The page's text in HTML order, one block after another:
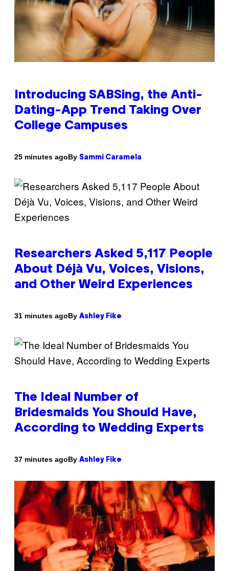
Introducing SABSing, the Anti-
Dating-App Trend Taking Over
College Campuses
25 minutes agoBy Sammi Caramela
Researchers Asked 5,117 People
About Déjà Vu, Voices, Visions,
and Other Weird Experiences
31 minutes agoBy Ashley Fike
The Ideal Number of
Bridesmaids You Should Have,
According to Wedding Experts
37 minutes agoBy Ashley Fike